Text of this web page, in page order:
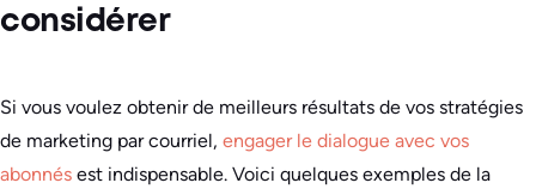
considérer
Si vous voulez obtenir de meilleurs résultats de vos stratégies
de marketing par courriel, engager le dialogue avec vos
abonnés est indispensable. Voici quelques exemples de la